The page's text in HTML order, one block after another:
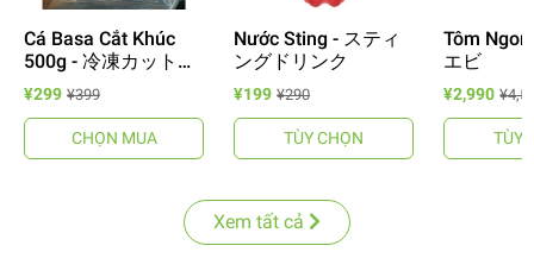
Cá Basa Cắt Khúc
500g - 冷凍カットバ
サ
¥299 ¥399
CHỌN MUA
Nước Sting - スティ
ングドリンク
¥199 ¥290
TÙY CHỌN
Tôm
エビ
¥2,990
TÙY
Xem tất cả